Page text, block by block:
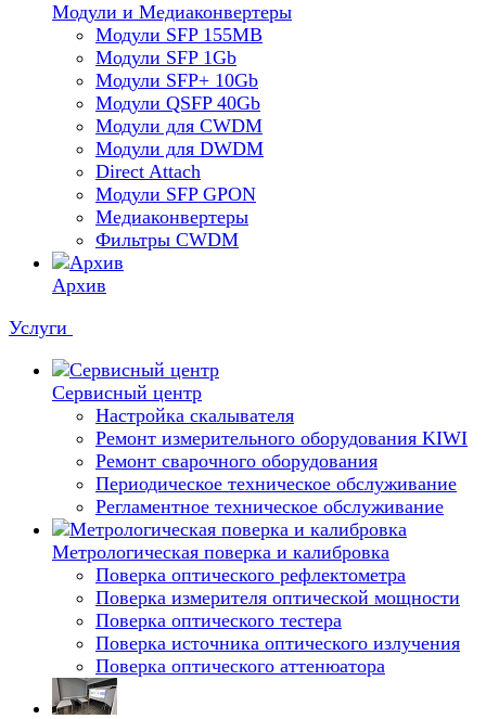
Модули и Медиаконвертеры
Модули SFP 155MB
Модули SFP 1Gb
Модули SFP+ 10Gb
Модули QSFP 40Gb
Модули для CWDM
Модули для DWDM
Direct Attach
Модули SFP GPON
Медиаконвертеры
Фильтры CWDM
Архив
Услуги
Сервисный центр
Настройка скалывателя
Ремонт измерительного оборудования KIWI
Ремонт сварочного оборудования
Периодическое техническое обслуживание
Регламентное техническое обслуживание
Метрологическая поверка и калибровка
Поверка оптического рефлектометра
Поверка измерителя оптической мощности
Поверка оптического тестера
Поверка источника оптического излучения
Поверка оптического аттенюатора